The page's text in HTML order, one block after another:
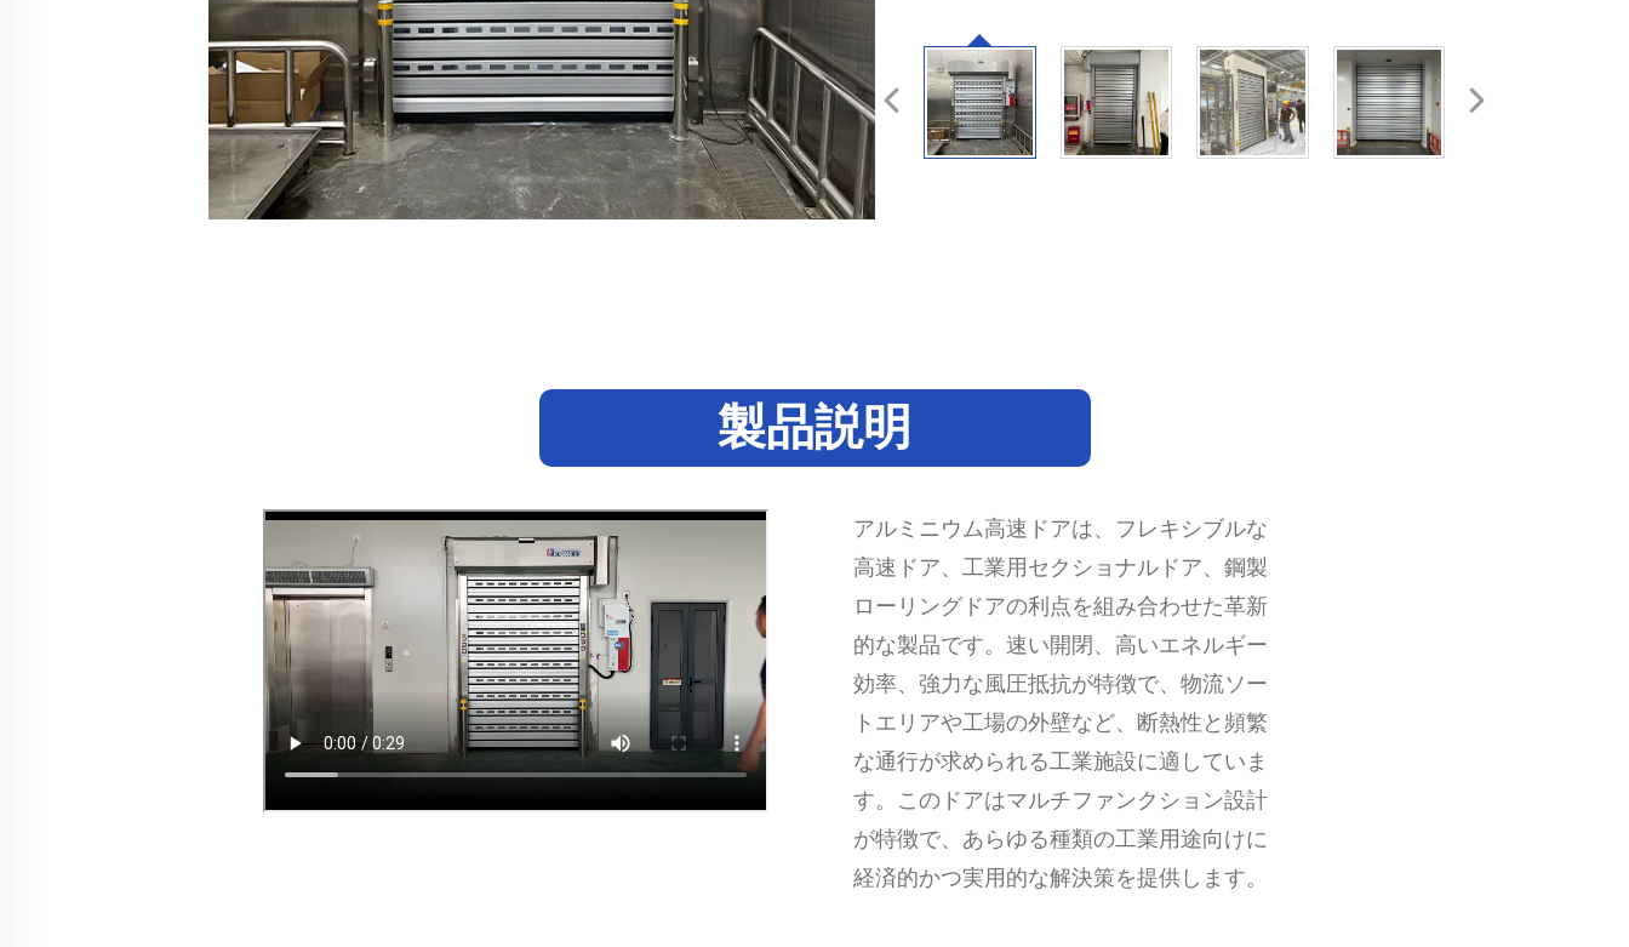
製品説明
アルミニウム高速ドアは、フレキシブルな
高速ドア、工業用セクショナルドア、鋼製
ローリングドアの利点を組み合わせた革新
的な製品です。速い開閉、高いエネルギー
効率、強力な風圧抵抗が特徴で、物流ソー
トエリアや工場の外壁など、断熱性と頻繁
な通行が求められる工業施設に適していま
す。このドアはマルチファンクション設計
が特徴で、あらゆる種類の工業用途向けに
経済的かつ実用的な解決策を提供します。